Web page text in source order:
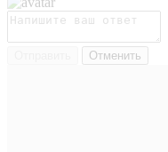
Отменить